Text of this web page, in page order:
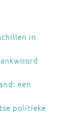
in
een
politieke